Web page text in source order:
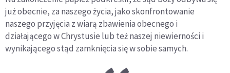
już obecnie, za naszego życia, jako skonfrontowanie
naszego przyjęcia z wiarą zbawienia obecnego i
działającego w Chrystusie lub też naszej niewierności i
wynikającego stąd zamknięcia się w sobie samych.